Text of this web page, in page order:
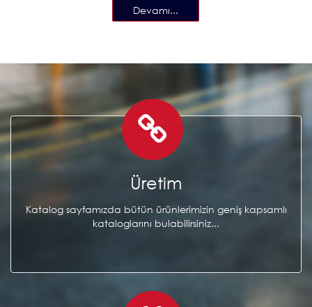
Devamı...
Üretim
Katalog sayfamızda bütün ürünlerimizin geniş kapsamlı
kataloglarını bulabilirsiniz...